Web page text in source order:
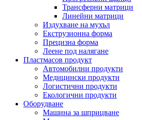
Трансферни матрици
Линейни матрици
Издухване на мухъл
Екструзионна форма
Прецизна форма
Леене под налягане
Пластмасов продукт
Автомобилни продукти
Медицински продукти
Логистични продукти
Екологични продукти
Оборудване
Машина за шприцване